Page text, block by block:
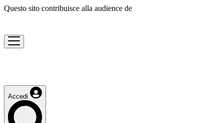
Questo sito contribuisce alla audience de
Accedi